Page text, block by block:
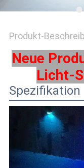
Produkt-
Neue
Licht-
Spezifikation